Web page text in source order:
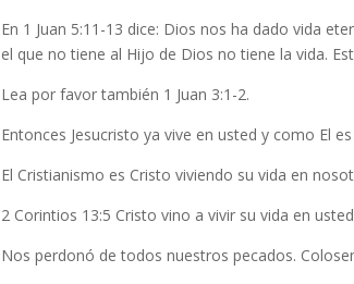
En 1 Juan 5:11-13 dice: Dios nos ha dado vida
el que no tiene al Hijo de Dios no tiene la vida.
Lea por favor también 1 Juan 3:1-2.
Entonces Jesucristo ya vive en usted y como El
El Cristianismo es Cristo viviendo su vida en
2 Corintios 13:5 Cristo vino a vivir su vida en
Nos perdonó de todos nuestros pecados.